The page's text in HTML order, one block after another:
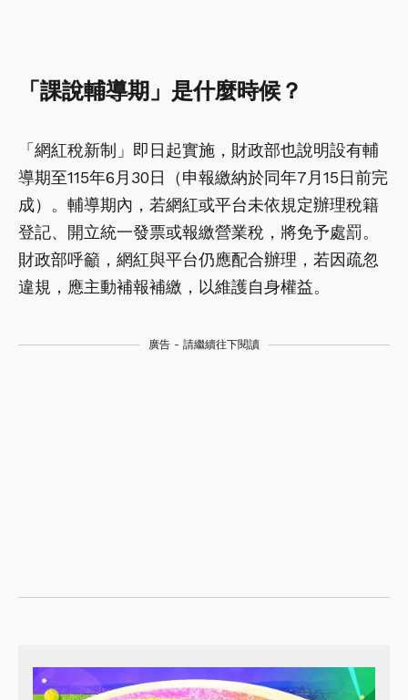
「課說輔導期」是什麼時候？
「網紅稅新制」即日起實施，財政部也說明設有輔
導期至115年6月30日（申報繳納於同年7月15日前完
成）。輔導期內，若網紅或平台未依規定辦理稅籍
登記、開立統一發票或報繳營業稅，將免予處罰。
財政部呼籲，網紅與平台仍應配合辦理，若因疏忽
違規，應主動補報補繳，以維護自身權益。
廣告 - 請繼續往下閱讀